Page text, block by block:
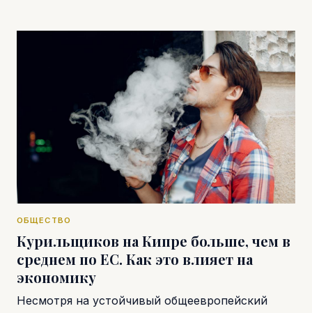
ОБЩЕСТВО
Курильщиков на Кипре больше, чем в
среднем по ЕС. Как это влияет на
экономику
Несмотря на устойчивый общеевропейский